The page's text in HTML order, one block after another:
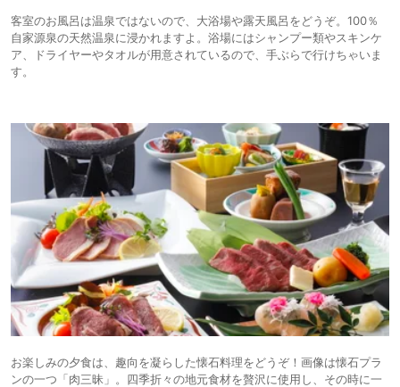
客室のお風呂は温泉ではないので、大浴場や露天風呂をどうぞ。100％
自家源泉の天然温泉に浸かれますよ。浴場にはシャンプー類やスキンケ
ア、ドライヤーやタオルが用意されているので、手ぶらで行けちゃいま
す。
お楽しみの夕食は、趣向を凝らした懐石料理をどうぞ！画像は懐石プラ
ンの一つ「肉三昧」。四季折々の地元食材を贅沢に使用し、その時に一